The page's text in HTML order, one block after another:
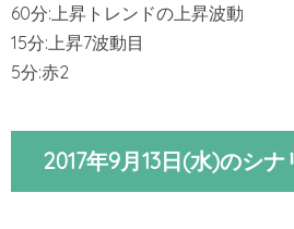
60分:上昇トレンドの上昇波動
15分:上昇7波動目
5分:赤2
2017年9月13日(水)のシナ